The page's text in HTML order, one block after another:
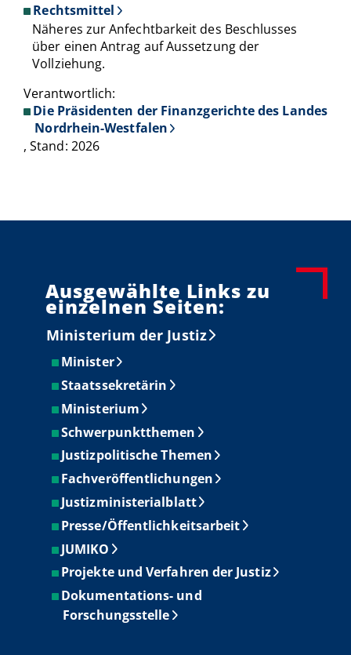
Rechtsmittel
Näheres zur Anfechtbarkeit des Beschlusses
über einen Antrag auf Aussetzung der
Vollziehung.
Verantwortlich:
Die Präsidenten der Finanzgerichte des Landes
Nordrhein-Westfalen
, Stand: 2026
Ausgewählte Links zu
einzelnen Seiten:
Ministerium der Justiz
Minister
Staatssekretärin
Ministerium
Schwerpunktthemen
Justizpolitische Themen
Fachveröffentlichungen
Justizministerialblatt
Presse/Öffentlichkeitsarbeit
JUMIKO
Projekte und Verfahren der Justiz
Dokumentations- und
Forschungsstelle